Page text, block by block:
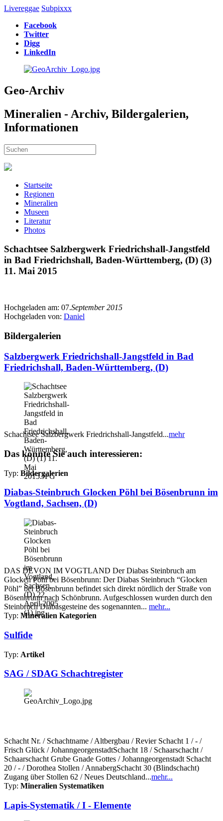
Livereggae Subpixxx
Facebook
Twitter
Digg
LinkedIn
Geo-Archiv
Mineralien - Archiv, Bildergalerien,
Informationen
Startseite
Regionen
Mineralien
Museen
Literatur
Photos
Schachtsee Salzbergwerk Friedrichshall-Jangstfeld
in Bad Friedrichshall, Baden-Württemberg, (D) (3)
11. Mai 2015
Hochgeladen am: 07.September 2015
Hochgeladen von: Daniel
Bildergalerien
Salzbergwerk Friedrichshall-Jangstfeld in Bad
Friedrichshall, Baden-Württemberg, (D)
Schachtsee Salzbergwerk Friedrichshall-Jangstfeld...mehr
Das könnte Sie auch interessieren:
Typ: Bildergalerien
Diabas-Steinbruch Glocken Pöhl bei Bösenbrunn im
Vogtland, Sachsen, (D)
DAS DEVON IM VOGTLAND Der Diabas Steinbruch am
Glocken Pöhl bei Bösenbrunn: Der Diabas Steinbruch “Glocken
Pöhl” bei Bösenbrunn befindet sich direkt nördlich der Straße von
Bösenbrunn nach Schönbrunn. Aufgeschlossen wurden durch den
Steinbruch Diabasgesteine des sogenannten... mehr...
Typ: Mineralien Kategorien
Sulfide
Typ: Artikel
SAG / SDAG Schachtregister
Schacht Nr. / Schachtname / Altbergbau / Revier Schacht 1 / - /
Frisch Glück / JohanngeorgenstadtSchacht 18 / Schaarschacht /
Schaarschacht Grube Gnade Gottes / Johanngeorgenstadt Schacht
20 / - / Dorothea Stollen / AnnabergSchacht 30 (Blindschacht)
Zugang über Stollen 62 / Neues Deutschland...mehr...
Typ: Mineralien Systematiken
Lapis-Systematik / I - Elemente